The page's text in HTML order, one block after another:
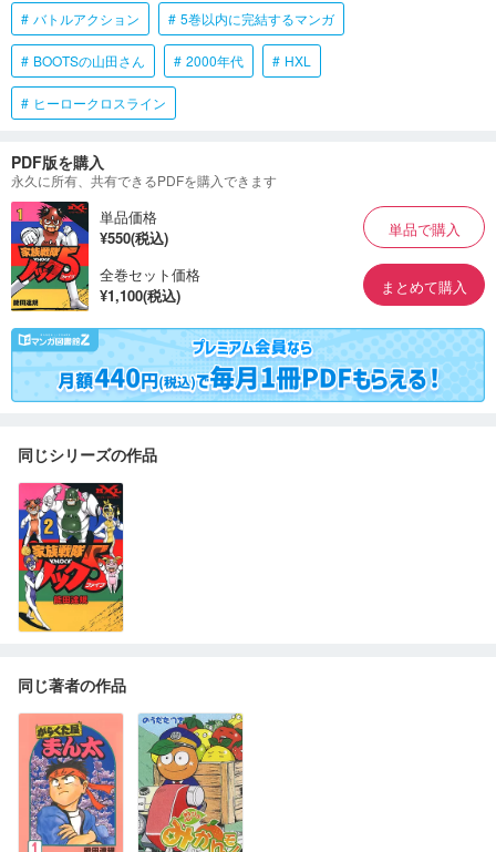
バトルアクション 5巻以内に完結するマンガ
BOOTSの山田さん 2000年代 HXL
ヒーロークロスライン
PDF版を購入
永久に所有、共有できるPDFを購入できます
単品価格
¥550(税込)
単品で購入
全巻セット価格
¥1,100(税込)
まとめて購入
同じシリーズの作品
同じ著者の作品